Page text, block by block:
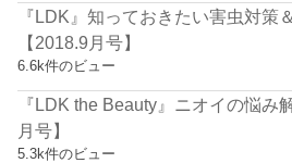
『LDK』知っておきたい害虫対策
【2018.9月号】
6.6k件のビュー
『LDK the Beauty』ニオイの悩み
月号】
5.3k件のビュー